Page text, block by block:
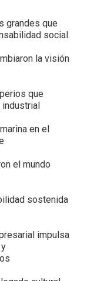
grandes que
social.
la visión
que
en el
el mundo
sostenida
impulsa